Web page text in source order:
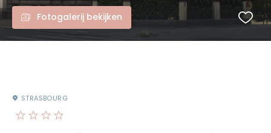
Fotogalerij bekijken
STRASBOURG